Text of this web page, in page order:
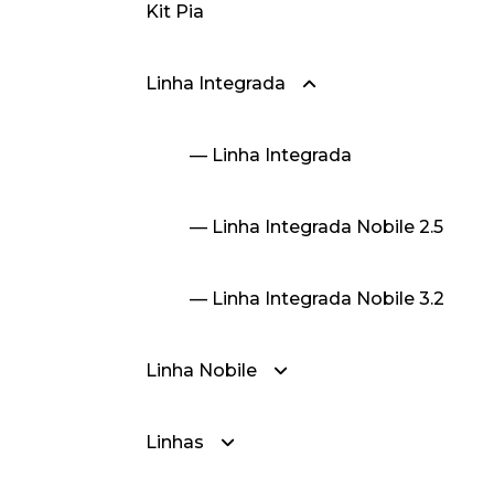
— Gradil Prime
Kit Pia
Linha Integrada
— Linha Integrada
— Linha Integrada Nobile 2.5
— Linha Integrada Nobile 3.2
Linha Nobile
— Nobile 2.0
Linhas